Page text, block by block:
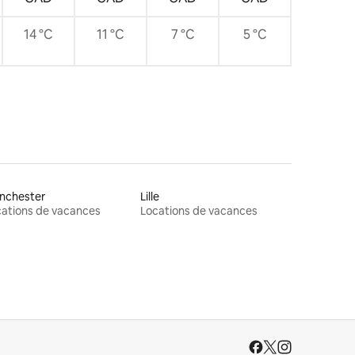
14 °C 11 °C 7 °C 5 °C
de vacances
Lille
Locations de vacances